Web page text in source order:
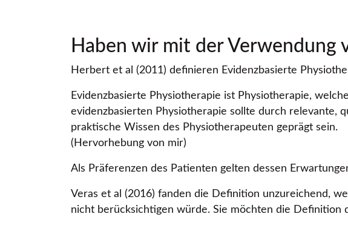
Haben wir mit der Verwendung
Herbert et al (2011) definieren Evidenzbasierte
Evidenzbasierte Physiotherapie ist Physiotherapie,
evidenzbasierten Physiotherapie sollte durch relevante,
praktische Wissen des Physiotherapeuten geprägt sein.
(Hervorhebung von mir)
Als Präferenzen des Patienten gelten dessen
Veras et al (2016) fanden die Definition unzureichend,
nicht berücksichtigen würde. Sie möchten die Definition